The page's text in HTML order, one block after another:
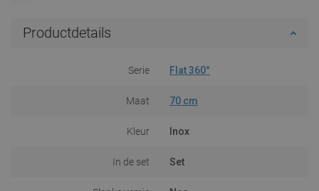
Productdetails
Serie Flat 360°
Maat 70 cm
Kleur Inox
In de set Set